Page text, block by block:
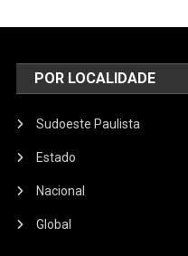
POR LOCALIDADE
Sudoeste Paulista
Estado
Nacional
Global